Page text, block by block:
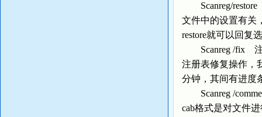
Scanreg/restore
文件中的设置有关
restore就可以回复
Scanreg /fix 注
注册表修复操作，
分钟，其间有进度
Scanreg /
cab格式是对文件